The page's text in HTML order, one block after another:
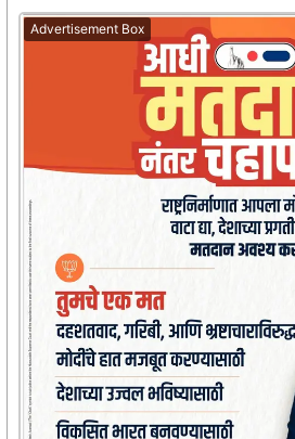
Advertisement Box